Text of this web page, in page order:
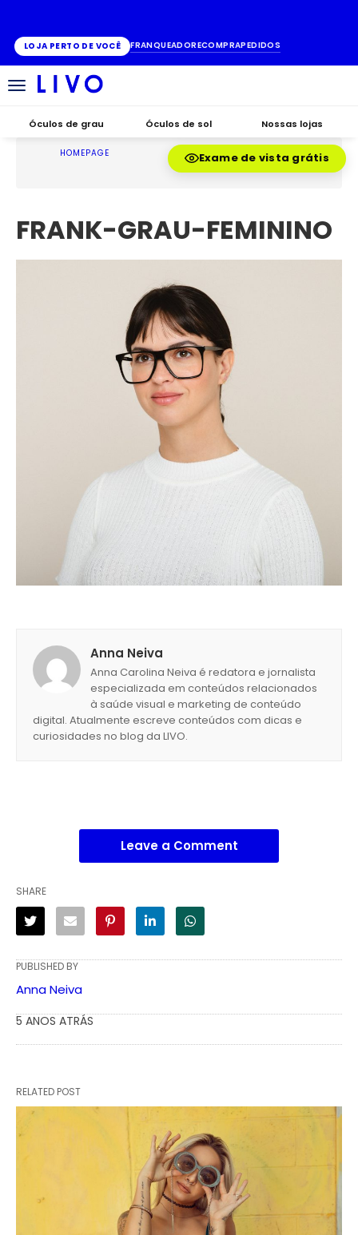
LOJA PERTO DE VOCÊ FRANQUEADORECOMPRAPEDIDOS
Alternar
Óculos de grau Óculos de sol Nossas lojas
Exame de vista grátis
HOMEPAGE
FRANK-GRAU-FEMININO
Anna Neiva
Anna Carolina Neiva é redatora e jornalista
especializada em conteúdos relacionados
à saúde visual e marketing de conteúdo
digital. Atualmente escreve conteúdos com dicas e
curiosidades no blog da LIVO.
Leave a Comment
SHARE
PUBLISHED BY
Anna Neiva
5 ANOS ATRÁS
RELATED POST